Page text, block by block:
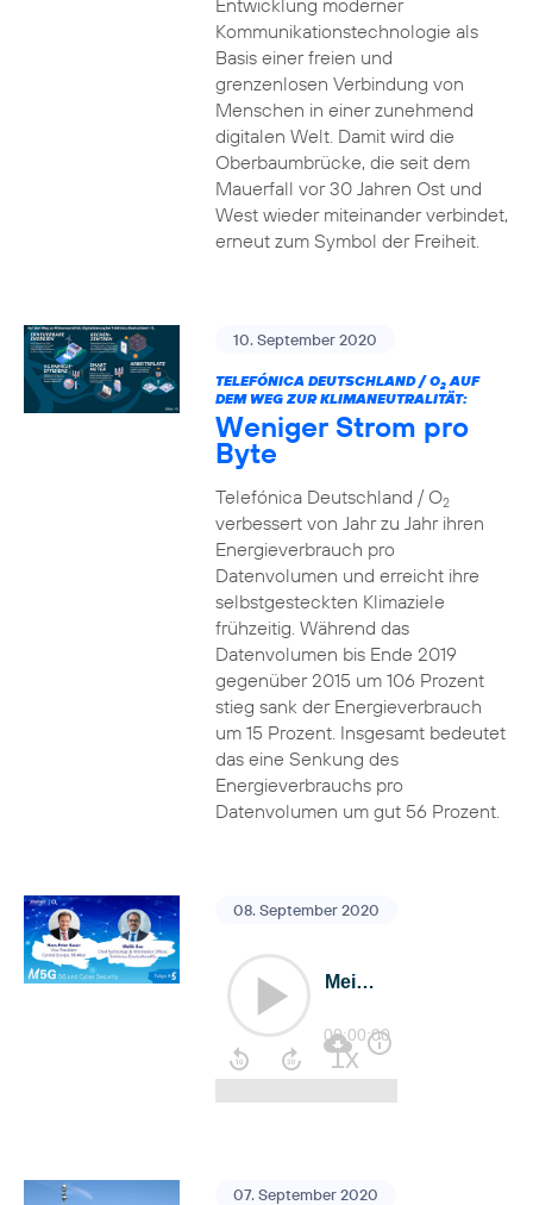
Entwicklung moderner
Kommunikationstechnologie als
Basis einer freien und
grenzenlosen Verbindung von
Menschen in einer zunehmend
digitalen Welt. Damit wird die
Oberbaumbrücke, die seit dem
Mauerfall vor 30 Jahren Ost und
West wieder miteinander verbindet,
erneut zum Symbol der Freiheit.
10. September 2020
TELEFÓNICA DEUTSCHLAND / O2AUF
DEM WEG ZUR KLIMANEUTRALITÄT:
Weniger Strom pro
Byte
Telefónica Deutschland / O2
verbessert von Jahr zu Jahr ihren
Energieverbrauch pro
Datenvolumen und erreicht ihre
selbstgesteckten Klimaziele
frühzeitig. Während das
Datenvolumen bis Ende 2019
gegenüber 2015 um 106 Prozent
stieg sank der Energieverbrauch
um 15 Prozent. Insgesamt bedeutet
das eine Senkung des
Energieverbrauchs pro
Datenvolumen um gut 56 Prozent.
08. September 2020
07. September 2020